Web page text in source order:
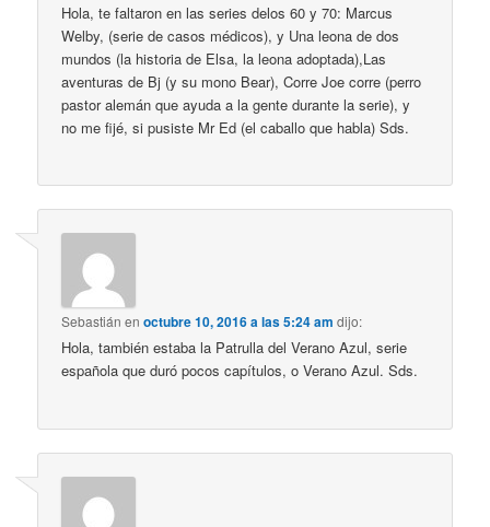
Hola, te faltaron en las series delos 60 y 70: Marcus
Welby, (serie de casos médicos), y Una leona de dos
mundos (la historia de Elsa, la leona adoptada),Las
aventuras de Bj (y su mono Bear), Corre Joe corre (perro
pastor alemán que ayuda a la gente durante la serie), y
no me fijé, si pusiste Mr Ed (el caballo que habla) Sds.
Sebastián enoctubre 10, 2016 a las 5:24 am dijo:
Hola, también estaba la Patrulla del Verano Azul, serie
española que duró pocos capítulos, o Verano Azul. Sds.